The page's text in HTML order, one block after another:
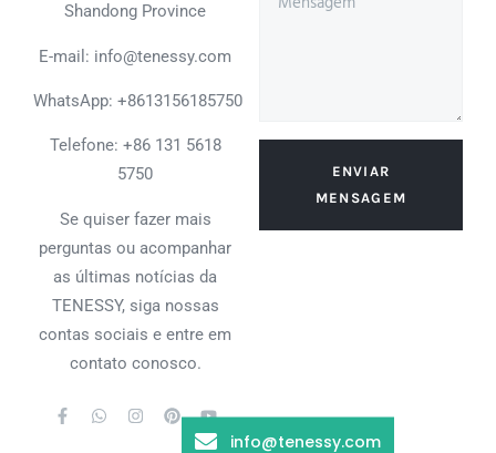
Shandong Province
E-mail: info@tenessy.com
WhatsApp: +8613156185750
Telefone: +86 131 5618
5750
Se quiser fazer mais
perguntas ou acompanhar
as últimas notícias da
TENESSY, siga nossas
contas sociais e entre em
contato conosco.
ENVIAR
MENSAGEM
info@tenessy.com